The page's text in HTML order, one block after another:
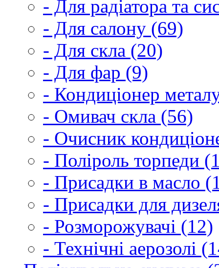
- Для радіатора та
- Для салону (69)
- Для скла (20)
- Для фар (9)
- Кондиціонер
- Омивач скла (56)
- Очисник
- Поліроль торпеди
- Присадки в масло
- Присадки для
- Розморожувачі (12)
- Технічні аерозолі